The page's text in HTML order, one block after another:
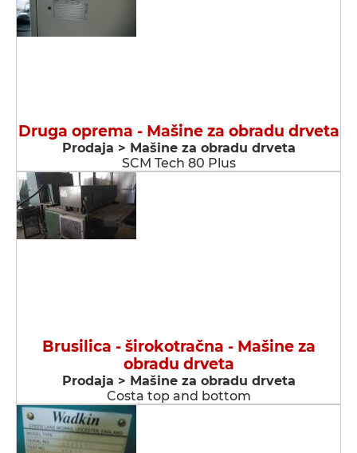
Druga oprema - Мašine za obradu drveta
Prodaja > Мašine za obradu drveta
SCM Tech 80 Plus
Brusilica - širokotračna - Мašine za
obradu drveta
Prodaja > Мašine za obradu drveta
Costa top and bottom